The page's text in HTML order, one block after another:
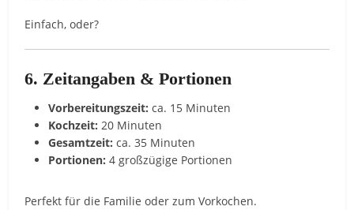
Einfach, oder?
6. Zeitangaben & Portionen
Vorbereitungszeit: ca. 15 Minuten
Kochzeit: 20 Minuten
Gesamtzeit: ca. 35 Minuten
Portionen: 4 großzügige Portionen
Perfekt für die Familie oder zum Vorkochen.